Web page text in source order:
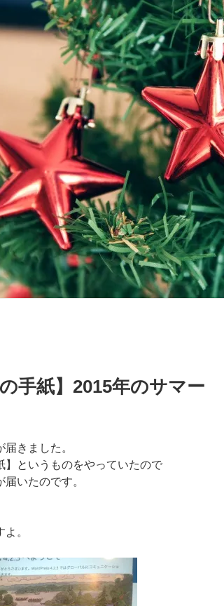
手紙】2015年のサマー
きました。
】というものをやっていたので
いたのです。
。